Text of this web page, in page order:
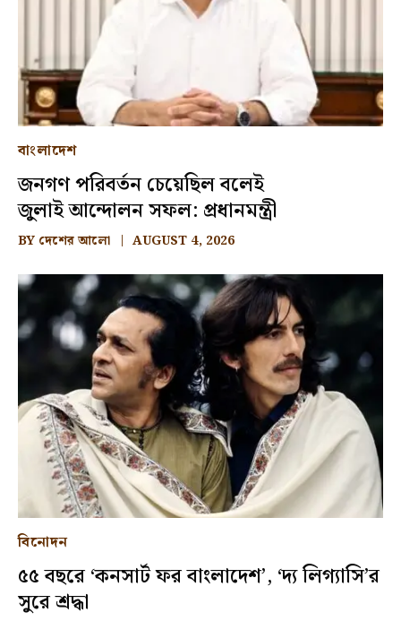
বাংলাদেশ
জনগণ পরিবর্তন চেয়েছিল বলেই
জুলাই আন্দোলন সফল: প্রধানমন্ত্রী
BY দেশের আলো AUGUST 4, 2026
বিনোদন
৫৫ বছরে ‘কনসার্ট ফর বাংলাদেশ’, ‘দ্য লিগ্যাসি’র
সুরে শ্রদ্ধা